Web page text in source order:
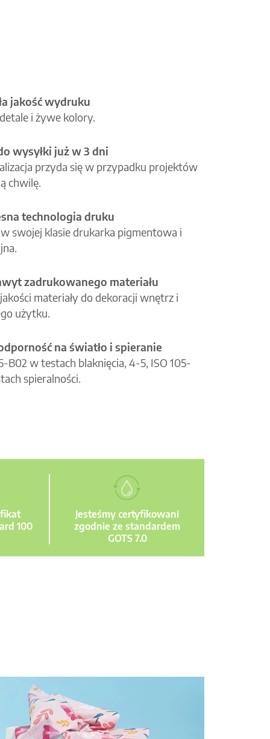
jakość wydruku
i żywe kolory.
wysyłki już w 3 dni
przyda się w przypadku projektów
chwilę.
technologia druku
swojej klasie drukarka pigmentowa i
zadrukowanego materiału
materiały do dekoracji wnętrz i
użytku.
na światło i spieranie
B02 w testach blaknięcia, 4-5, ISO 105-
spieralności.
100
Jesteśmy certyfikowani
zgodnie ze standardem
GOTS 7.0